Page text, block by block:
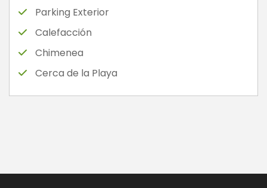
Parking Exterior
Calefacción
Chimenea
Cerca de la Playa